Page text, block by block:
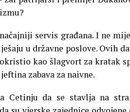
servis građana. I ne
u državne poslove. Ovih
kao šlagvort za kratak
zabava za naivne.
Cetinju da se stavlja na